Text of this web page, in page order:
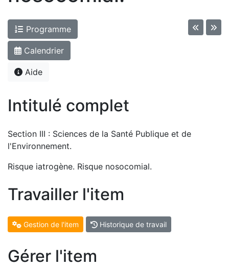
Programme
Calendrier
Aide
Intitulé complet
Section III : Sciences de la Santé Publique et de
l'Environnement.
Risque iatrogène. Risque nosocomial.
Travailler l'item
Gestion de l'item Historique de travail
Gérer l'item